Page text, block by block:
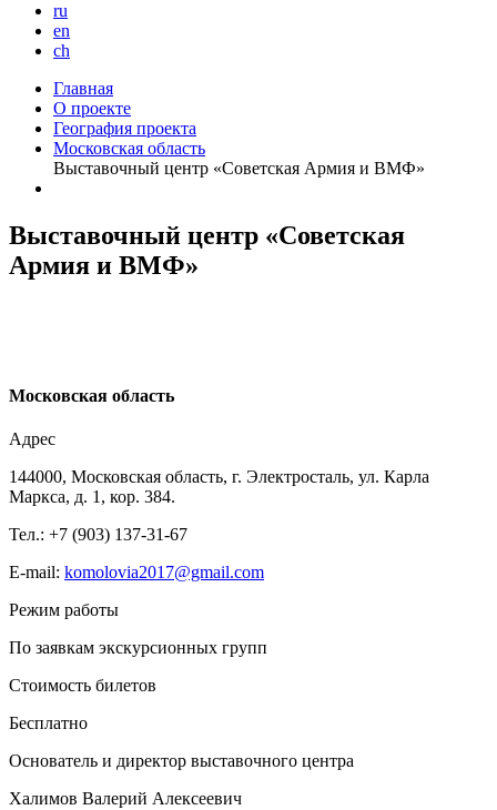
ru
en
ch
Главная
О проекте
География проекта
Московская область
Выставочный центр «Советская Армия и ВМФ»
Выставочный центр «Советская
Армия и ВМФ»
Московская область
Адрес
144000, Московская область, г. Электросталь, ул. Карла
Маркса, д. 1, кор. 384.
Тел.: +7 (903) 137-31-67
E-mail: komolovia2017@gmail.com
Режим работы
По заявкам экскурсионных групп
Стоимость билетов
Бесплатно
Основатель и директор выставочного центра
Халимов Валерий Алексеевич